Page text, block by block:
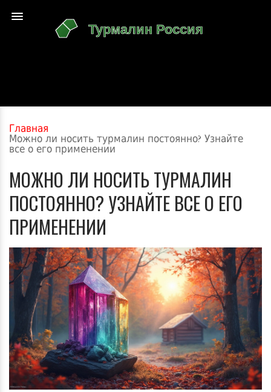
Главная
Можно ли носить турмалин постоянно? Узнайте
все о его применении
МОЖНО ЛИ НОСИТЬ ТУРМАЛИН
ПОСТОЯННО? УЗНАЙТЕ ВСЕ О ЕГО
ПРИМЕНЕНИИ